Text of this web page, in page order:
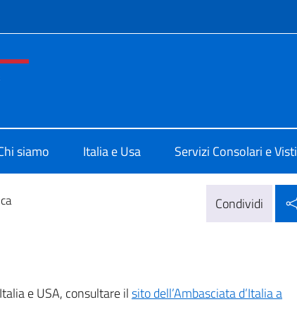
siamo Italia e Usa Servizi Consolari e Visti
Condividi
e USA, consultare ilsito dell’Ambasciata d’Italia a